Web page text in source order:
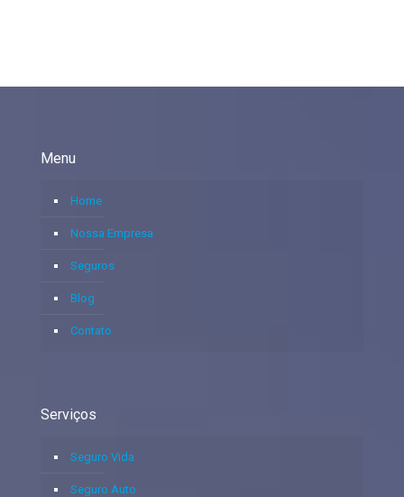
Menu
Home
Nossa Empresa
Seguros
Blog
Contato
Serviços
Seguro Vida
Seguro Auto